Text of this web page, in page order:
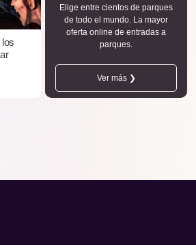
los
Elige entre cientos de parques
de todo el mundo. La mayor
oferta online de entradas a
parques.
Ver más ❯